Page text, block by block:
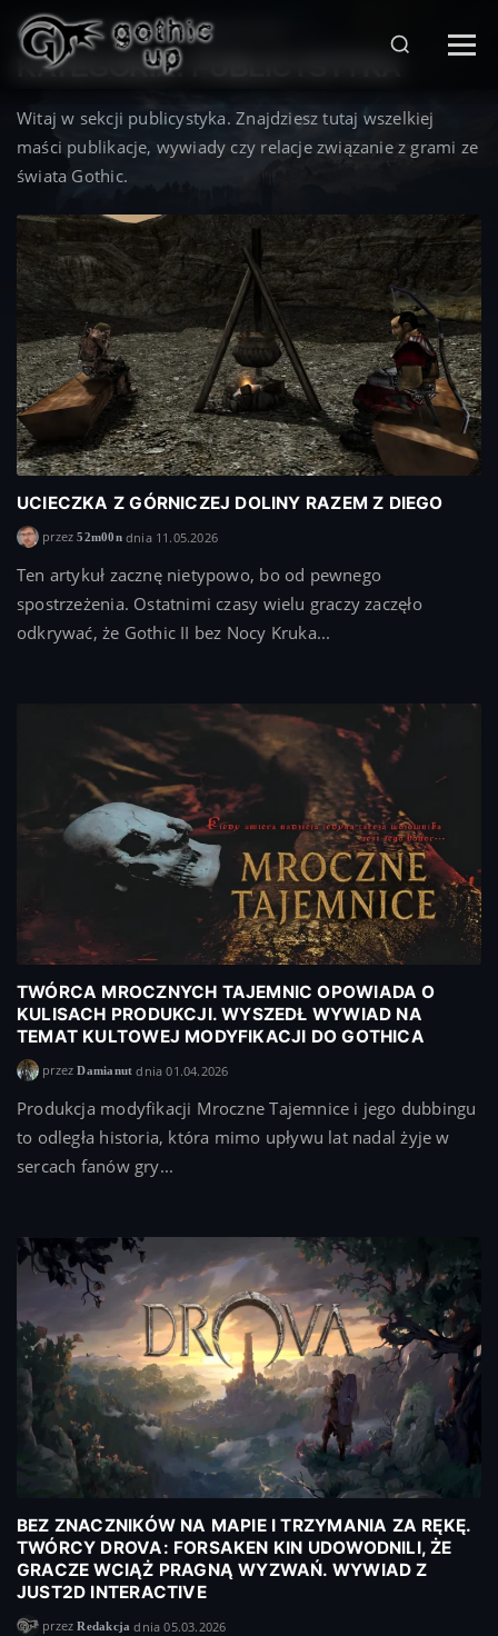
STRONA GŁÓWNA > PUBLICYSTYKA
KATEGORIA:
Witaj w sekcji publicystyka. Znajdziesz tutaj wszelkiej
maści publikacje, wywiady czy relacje związanie z grami ze
świata Gothic.
UCIECZKA Z GÓRNICZEJ DOLINY RAZEM Z DIEGO
przez52m00ndnia 11.05.2026
Ten artykuł zacznę nietypowo, bo od pewnego
spostrzeżenia. Ostatnimi czasy wielu graczy zaczęło
odkrywać, że Gothic II bez Nocy Kruka...
TWÓRCA MROCZNYCH TAJEMNIC OPOWIADA O
KULISACH PRODUKCJI. WYSZEDŁ WYWIAD NA
TEMAT KULTOWEJ MODYFIKACJI DO GOTHICA
przezDamianut dnia 01.04.2026
Produkcja modyfikacji Mroczne Tajemnice i jego dubbingu
to odległa historia, która mimo upływu lat nadal żyje w
sercach fanów gry...
BEZ ZNACZNIKÓW NA MAPIE I TRZYMANIA ZA RĘKĘ.
TWÓRCY DROVA: FORSAKEN KIN UDOWODNILI, ŻE
GRACZE WCIĄŻ PRAGNĄ WYZWAŃ. WYWIAD Z
JUST2D INTERACTIVE
przezRedakcja dnia 05.03.2026